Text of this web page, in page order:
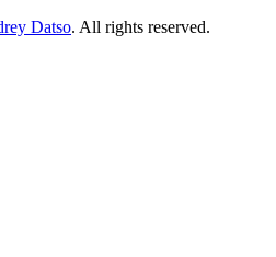
Datso. All rights reserved.